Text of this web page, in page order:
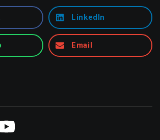
LinkedIn
Email